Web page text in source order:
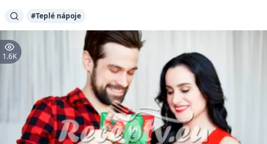
#Teplé nápoje
1.6K